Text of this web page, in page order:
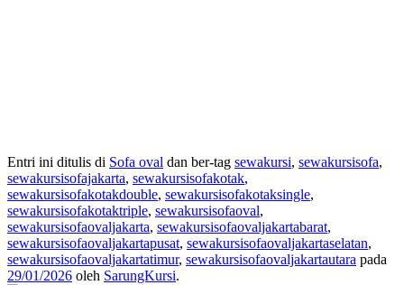
Entri ini ditulis di Sofa oval dan ber-tag sewakursi, sewakursisofa,
sewakursisofajakarta, sewakursisofakotak,
sewakursisofakotakdouble, sewakursisofakotaksingle,
sewakursisofakotaktriple, sewakursisofaoval,
sewakursisofaovaljakarta, sewakursisofaovaljakartabarat,
sewakursisofaovaljakartapusat, sewakursisofaovaljakartaselatan,
sewakursisofaovaljakartatimur, sewakursisofaovaljakartautara pada
29/01/2026 oleh SarungKursi.